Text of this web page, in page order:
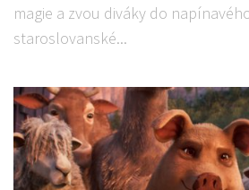
magie a zvou diváky do
staroslovanské...